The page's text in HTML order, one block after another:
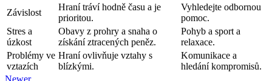
Závislost
Hraní tráví hodně času a je
prioritou.
Vyhledejte odbornou
pomoc.
Stres a
úzkost
Obavy z prohry a snaha o
získání ztracených peněz.
Pohyb a sport a
relaxace.
Problémy ve
vztazích
Hraní ovlivňuje vztahy s
blízkými.
Komunikace a
hledání kompromisů.